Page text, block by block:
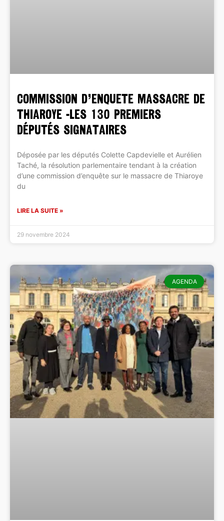
COMMISSION D’ENQUETE MASSACRE DE
THIAROYE -LES 130 PREMIERS
DÉPUTÉS SIGNATAIRES
Déposée par les députés Colette Capdevielle et Aurélien
Taché, la résolution parlementaire tendant à la création
d’une commission d’enquête sur le massacre de Thiaroye
du
LIRE LA SUITE »
29 novembre 2024
AGENDA